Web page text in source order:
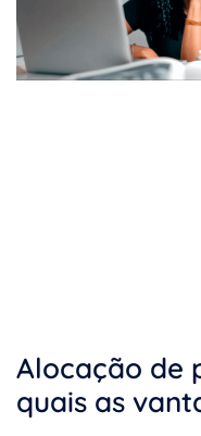
Alocação de
quais as